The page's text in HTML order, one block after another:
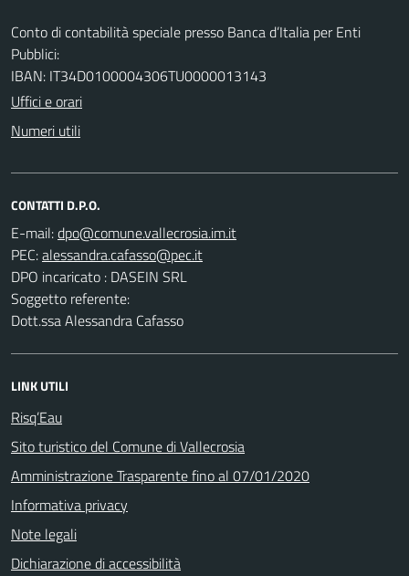
Conto di contabilità speciale presso Banca d’Italia per Enti
Pubblici:
IBAN: IT34D0100004306TU0000013143
Uffici e orari
Numeri utili
CONTATTI D.P.O.
E-mail:
PEC:
DPO incaricato : DASEIN SRL
Soggetto referente:
Dott.ssa Alessandra Cafasso
LINK UTILI
Risq’Eau
Sito turistico del Comune di Vallecrosia
Amministrazione Trasparente fino al 07/01/2020
Informativa privacy
Note legali
Dichiarazione di accessibilità